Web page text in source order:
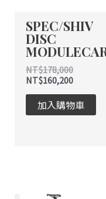
SPEC/SHIV
DISC
NT$178,000
NT$160,200
加入購物車